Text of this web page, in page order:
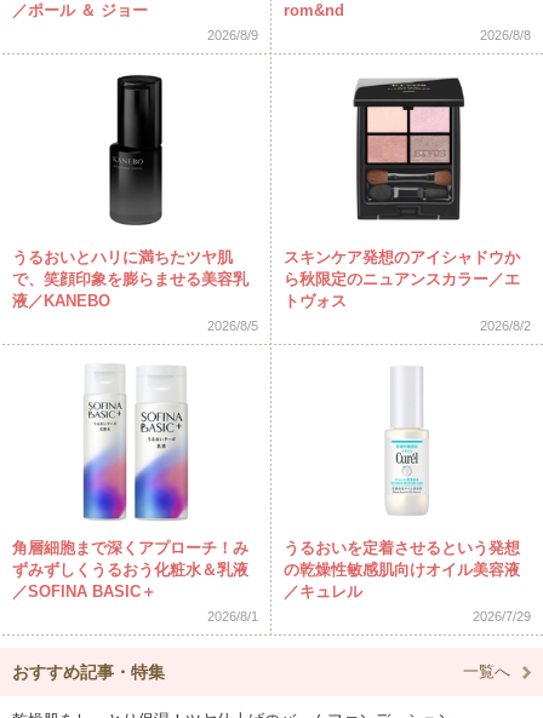
／ポール ＆ ジョー
2026/8/9
rom&nd
2026/8/8
うるおいとハリに満ちたツヤ肌
で、笑顔印象を膨らませる美容乳
液／KANEBO
2026/8/5
スキンケア発想のアイシャドウか
ら秋限定のニュアンスカラー／エ
トヴォス
2026/8/2
角層細胞まで深くアプローチ！み
ずみずしくうるおう化粧水＆乳液
／SOFINA BASIC＋
2026/8/1
うるおいを定着させるという発想
の乾燥性敏感肌向けオイル美容液
／キュレル
2026/7/29
おすすめ記事・特集 一覧へ